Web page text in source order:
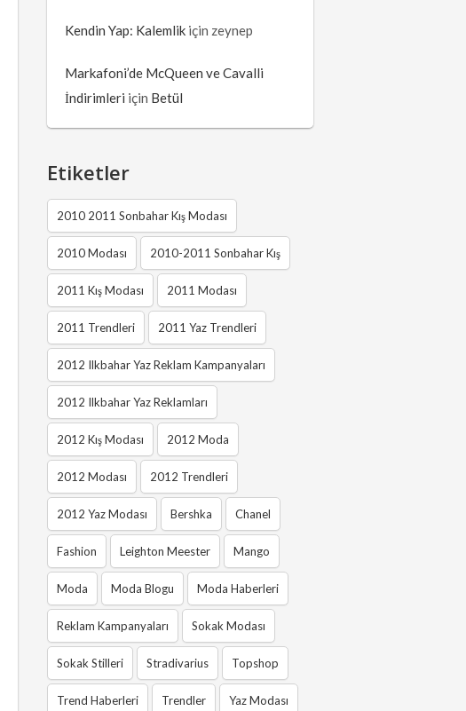
Kendin Yap: Kalemlik için zeynep
Markafoni’de McQueen ve Cavalli
İndirimleri için Betül
Etiketler
2010 2011 Sonbahar Kış Modası
2010 Modası 2010-2011 Sonbahar Kış
2011 Kış Modası 2011 Modası
2011 Trendleri 2011 Yaz Trendleri
2012 Ilkbahar Yaz Reklam Kampanyaları
2012 Ilkbahar Yaz Reklamları
2012 Kış Modası 2012 Moda
2012 Modası 2012 Trendleri
2012 Yaz Modası Bershka Chanel
Fashion Leighton Meester Mango
Moda Moda Blogu Moda Haberleri
Reklam Kampanyaları Sokak Modası
Sokak Stilleri Stradivarius Topshop
Trend Haberleri Trendler Yaz Modası